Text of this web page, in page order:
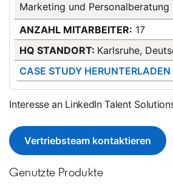
Marketing und Personalberatung
ANZAHL MITARBEITER: 17
HQ STANDORT: Karlsruhe,
CASE STUDY HERUNTERLADEN
Interesse an LinkedIn Talent
Vertriebsteam kontaktieren
Genutzte Produkte